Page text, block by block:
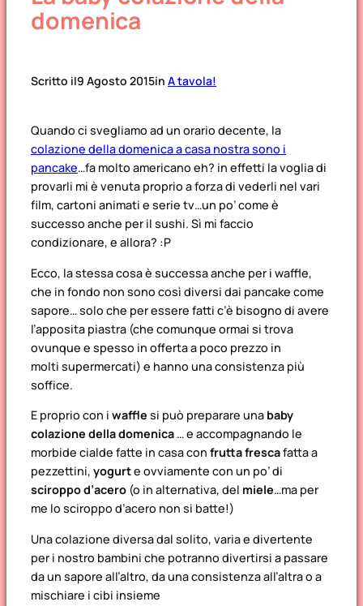
domenica
Scritto il9 Agosto 2015in A tavola!
Quando ci svegliamo ad un orario decente, la
colazione della domenica a casa nostra sono i
pancake…fa molto americano eh? in effetti la voglia di
provarli mi è venuta proprio a forza di vederli nel vari
film, cartoni animati e serie tv…un po’ come è
successo anche per il sushi. Sì mi faccio
condizionare, e allora? :P
Ecco, la stessa cosa è successa anche per i waffle,
che in fondo non sono così diversi dai pancake come
sapore… solo che per essere fatti c’è bisogno di avere
l’apposita piastra (che comunque ormai si trova
ovunque e spesso in offerta a poco prezzo in
molti supermercati) e hanno una consistenza più
soffice.
E proprio con i waffle si può preparare una baby
colazione della domenica … e accompagnando le
morbide cialde fatte in casa con frutta frescafatta a
pezzettini, yogurte ovviamente con un po’ di
sciroppo d’acero (o in alternativa, del miele…ma per
me lo sciroppo d’acero non si batte!)
Una colazione diversa dal solito, varia e divertente
per i nostro bambini che potranno divertirsi a passare
da un sapore all’altro, da una consistenza all’altra o a
mischiare i cibi insieme